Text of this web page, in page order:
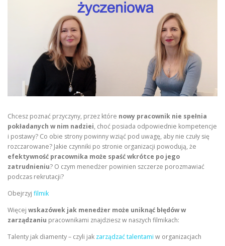
Chcesz poznać przyczyny, przez które nowy pracownik nie spełnia
pokładanych w nim nadziei, choć posiada odpowiednie kompetencje
i postawy? Co obie strony powinny wziąć pod uwagę, aby nie czuły się
rozczarowane? Jakie czynniki po stronie organizacji powodują, że
efektywność pracownika może spaść wkrótce po jego
zatrudnieniu? O czym menedżer powinien szczerze porozmawiać
podczas rekrutacji?
Obejrzyj filmik
Więcej wskazówek jak menedżer może uniknąć błędów w
zarządzaniu pracownikami znajdziesz w naszych filmikach:
Talenty jak diamenty – czyli jak zarządzać talentami w organizacjach